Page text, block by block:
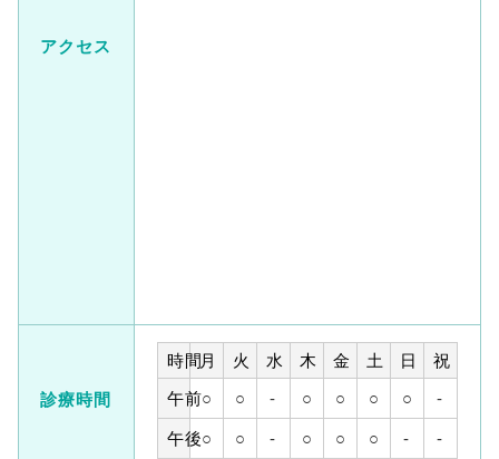
アクセス
診療時間
時間月 火 水 木 金 土 日
祝
午前○ ○ - ○ ○ ○ ○ -
午後○ ○ - ○ ○ ○ - -